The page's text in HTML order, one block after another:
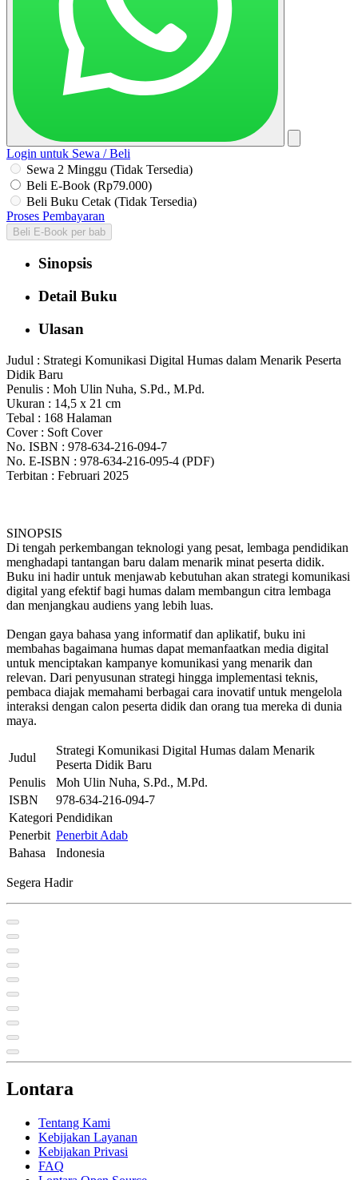
Login untuk Sewa / Beli
Sewa 2 Minggu (Tidak Tersedia)
Beli E-Book (Rp79.000)
Beli Buku Cetak (Tidak Tersedia)
Proses Pembayaran
Beli E-Book per bab
Sinopsis
Detail Buku
Ulasan
Judul : Strategi Komunikasi Digital Humas dalam Menarik Peserta
Didik Baru
Penulis : Moh Ulin Nuha, S.Pd., M.Pd.
Ukuran : 14,5 x 21 cm
Tebal : 168 Halaman
Cover : Soft Cover
No. ISBN : 978-634-216-094-7
No. E-ISBN : 978-634-216-095-4 (PDF)
Terbitan : Februari 2025
SINOPSIS
Di tengah perkembangan teknologi yang pesat, lembaga pendidikan
menghadapi tantangan baru dalam menarik minat peserta didik.
Buku ini hadir untuk menjawab kebutuhan akan strategi komunikasi
digital yang efektif bagi humas dalam membangun citra lembaga
dan menjangkau audiens yang lebih luas.
Dengan gaya bahasa yang informatif dan aplikatif, buku ini
membahas bagaimana humas dapat memanfaatkan media digital
untuk menciptakan kampanye komunikasi yang menarik dan
relevan. Dari penyusunan strategi hingga implementasi teknis,
pembaca diajak memahami berbagai cara inovatif untuk mengelola
interaksi dengan calon peserta didik dan orang tua mereka di dunia
maya.
Judul
Strategi Komunikasi Digital Humas dalam Menarik
Peserta Didik Baru
Penulis
Moh Ulin Nuha, S.Pd., M.Pd.
ISBN
978-634-216-094-7
Kategori Pendidikan
Penerbit Penerbit Adab
Bahasa
Indonesia
Segera Hadir
Lontara
Tentang Kami
Kebijakan Layanan
Kebijakan Privasi
FAQ